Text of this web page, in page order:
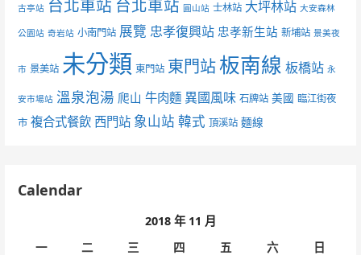
古亭站 台北車站 台北車站 圓山站 士林站 大坪林站 大安森林
公園站 奇岩站 小南門站 展覽 忠孝復興站 忠孝新生站 新埔站 景美夜
市 景美站 未分類 東門站 東門站板南線 板橋站 永
安市場站 溫泉泡湯 爬山 牛肉麵 異國風味 石牌站 美國 臨江街夜
市 複合式餐飲 西門站 象山站 韓式 頂溪站 麵線
Calendar
2018 年 11 月
一
二 三 四 五 六
日